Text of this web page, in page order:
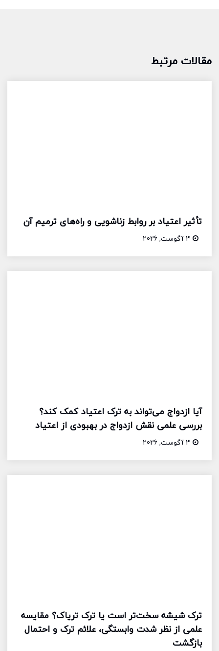
مقالات مرتبط
تأثیر اعتیاد بر روابط زناشویی و راه‌های ترمیم آن
آیا ازدواج می‌تواند به ترک اعتیاد کمک کند؟
بررسی علمی نقش ازدواج در بهبودی از اعتیاد
ترک شیشه سخت‌تر است یا ترک تریاک؟ مقایسه
علمی از نظر شدت وابستگی، علائم ترک و احتمال
بازگشت